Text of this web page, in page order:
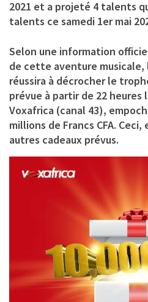
2021 et a projeté 4 talents
talents ce samedi 1er mai
Selon une information
de cette aventure musicale,
réussira à décrocher le
prévue à partir de 22 heures
Voxafrica (canal 43),
millions de Francs CFA.
autres cadeaux prévus.